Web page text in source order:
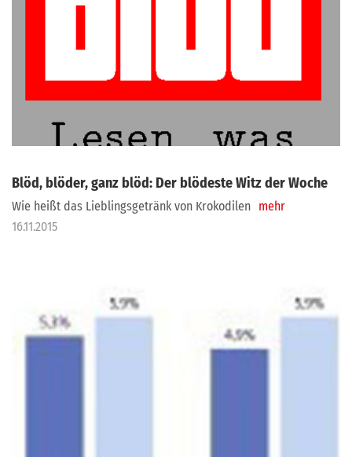
Blöd, blöder, ganz blöd: Der blödeste Witz der Woche
Wie heißt das Lieblingsgetränk von Krokodilen mehr
16.11.2015